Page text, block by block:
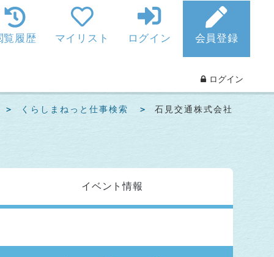
覧履歴 マイリスト ログイン 会員登録
ログイン
くらしまねっと仕事検索 石見交通株式会社
イベント情報